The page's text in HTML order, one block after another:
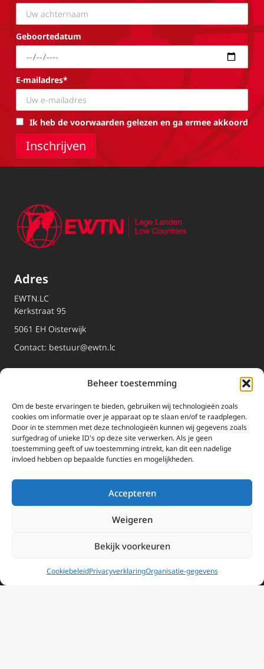
Beheer toestemming
Om de beste ervaringen te bieden, gebruiken wij technologieën zoals
cookies om informatie over je apparaat op te slaan en/of te raadplegen.
Door in te stemmen met deze technologieën kunnen wij gegevens zoals
surfgedrag of unieke ID's op deze site verwerken. Als je geen
toestemming geeft of uw toestemming intrekt, kan dit een nadelige
invloed hebben op bepaalde functies en mogelijkheden.
Accepteren
Weigeren
Bekijk voorkeuren
CookiebeleidPrivacyverklaringOrganisatie-gegevens
Geboortedatum
E-mailadres*
Ik heb de voorwaarden gelezen en ga ermee akkoord
Adres
EWTN.LC
Kerkstraat 95
5061 EH Oisterwijk
Contact: bestuur@ewtn.lc
EWTN
Dossiers
Media
Livestream
Informatie
EWTN-Team